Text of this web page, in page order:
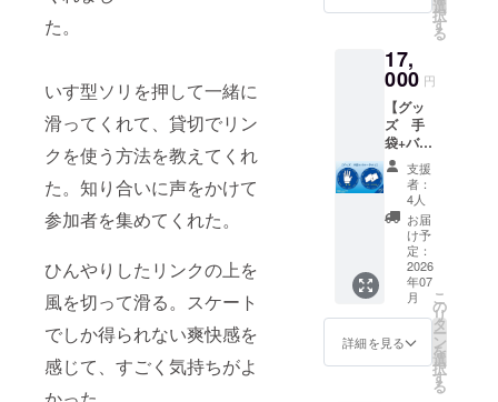
た。
いす型ソリを押して一緒に
滑ってくれて、貸切でリン
クを使う方法を教えてくれ
た。知り合いに声をかけて
参加者を集めてくれた。
ひんやりしたリンクの上を
風を切って滑る。スケート
でしか得られない爽快感を
感じて、すごく気持ちがよ
ます 安
および
運営体
制に応
じて受
入人数
を調整
する場
合があ
ります
クラ
ファン
応援メ
ンバー
証（デ
ジタ
ル）を
お送り
いたし
ます。
※7/26の
イベン
ト会場
で受取
りか送
付
けま
パラス
ケート
協会の
ロゴを
デザイ
ンしたT
シャツ
を提供
しま
す。 サ
イズ展
開：S,
M, L,LL
ラー：
黒（1色
のみ）
選
択
す
る
17,
000 円
【グッ
ズ 手
袋+バ
ナータ
オル
セッ
ト】 パ
ラス
ケート
協会の
ロゴを
デザイ
ンした
グッズ
をセッ
トで提
支援
者：
4人
お届
け予
定：
2026
年07
月
詳細を見る
こ
の
リ
タ
ー
ン
を
選
択
す
る